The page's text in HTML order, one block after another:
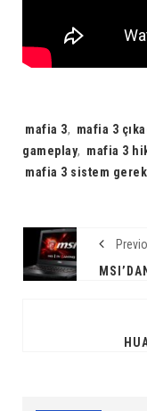
Tags:
mafia 3, mafia 3
gameplay, mafia 3
mafia 3 sistem